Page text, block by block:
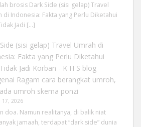
brosis Dark Side (sisi gelap) Travel
di Indonesia: Fakta yang Perlu Diketahui
Jadi […]
(sisi gelap) Travel Umrah di
Fakta yang Perlu Diketahui
Jadi Korban - K H S blog
Ragam cara berangkat umroh,
umroh skema ponzi
17, 2026
doa. Namun realitanya, di balik niat
jamaah, terdapat “dark side” dunia